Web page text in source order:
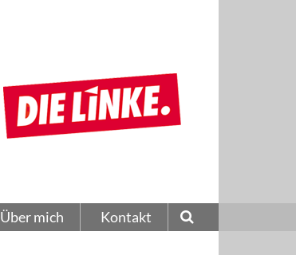
Über mich Kontakt